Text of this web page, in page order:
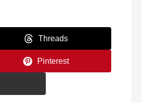
Threads
Pinterest